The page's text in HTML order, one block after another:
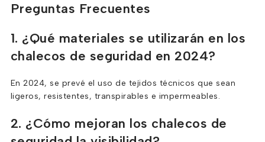
Preguntas Frecuentes
1. ¿Qué materiales se utilizarán en los
chalecos de seguridad en 2024?
En 2024, se prevé el uso de tejidos técnicos que sean
ligeros, resistentes, transpirables e impermeables.
2. ¿Cómo mejoran los chalecos de